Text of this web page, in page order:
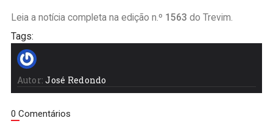
Leia a notícia completa na edição n.º 1563 do Trevim.
Tags:
Autor: José Redondo
0 Comentários